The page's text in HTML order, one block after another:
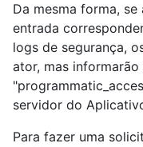
Da mesma forma,
entrada
logs de segurança,
ator, mas informarão
servidor do
Para fazer uma